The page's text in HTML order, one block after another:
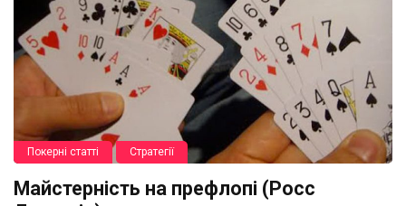
Покерні статті Стратегії
Майстерність на префлопі (Росс